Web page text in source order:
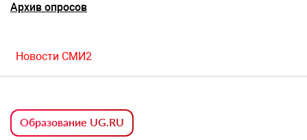
Архив опросов
Новости СМИ2
Образование UG.RU